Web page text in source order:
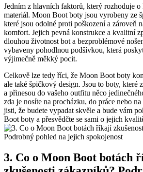
Jedním z‌ hlavních faktorů, který​ rozhoduje
materiál. Moon Boot‌ boty jsou vyrobeny ‍ze
které jsou odolné proti⁤ poškození a zároveň‍
komfort. Jejich pevná konstrukce a kvalitní
dlouhou životnost bot ⁢a bezproblémové
vybaveny pohodlnou podšívkou, která
výjimečně měkký pocit.
Celkově ⁤lze tedy‍ říci, že Moon Boot boty​
ale ⁤také špičkový design. Jsou to‌ boty, které
‍a⁢ přinesou do vašeho outfitu něco
zda ⁣je nosíte na procházku, do práce nebo
jisti, ⁢že budete vypadat skvěle a bude ​vám
‍Boot boty a přesvědčte se sami o jejich
3. Co o Moon Boot botách